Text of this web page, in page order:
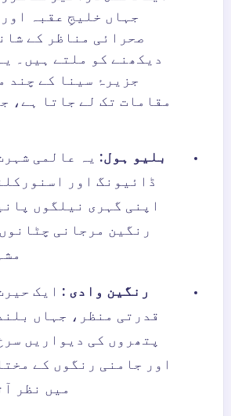
جہاں خلیجِ عقبہ
صحرائی مناظر کے
دیکھنے کو ملتے ہیں۔
جزیرۂ سینا کے چند
مقامات تک لے جاتا ہے،
بلیو ہول: یہ عالمی
ڈائیونگ اور
اپنی گہری نیلگوں
رنگین مرجانی
رنگین وادی : ایک
قدرتی منظر، جہاں
پتھروں کی دیواریں
اور جامنی رنگوں کے
میں نظر